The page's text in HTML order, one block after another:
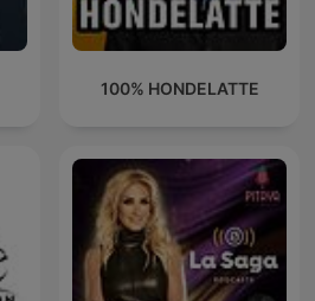
100% HONDELATTE